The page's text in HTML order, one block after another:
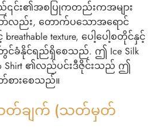
၎င်း၏အစပြုကတည်းကအများ
ော်လည်း, တောက်ပသောအရောင်
texture, ပေါ့ပေါ့စတိုင်နှင့်
င်ခံနိုင်ရည်ရှိစေသည်. ဤ Ice Silk
Shirt ၏လည်ပင်းဒီဇိုင်းသည် ဤ
စားစေသည်။
ချက် (သတ်မှတ်